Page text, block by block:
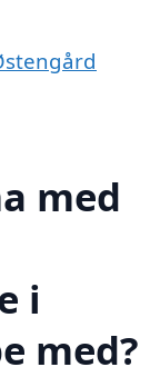
med
i
med?